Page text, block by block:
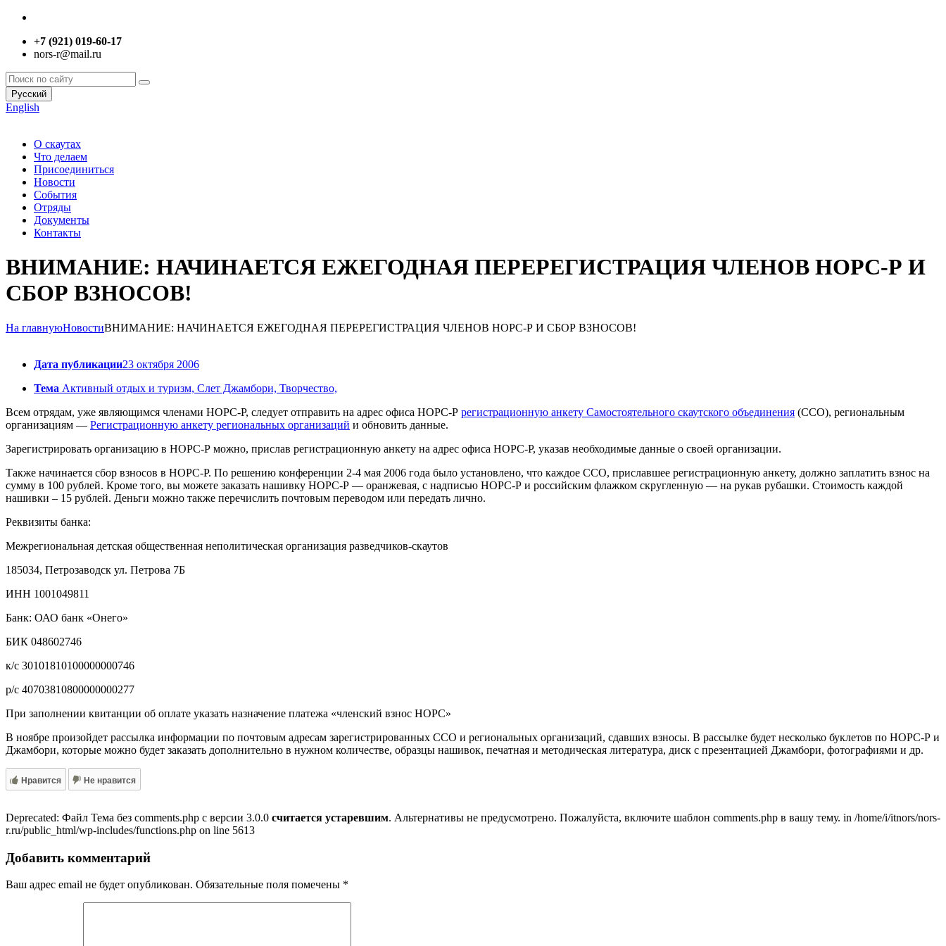
+7 (921) 019-60-17
nors-r@mail.ru
Русский
English
О скаутах
Что делаем
Присоединиться
Новости
События
Отряды
Документы
Контакты
ВНИМАНИЕ: НАЧИНАЕТСЯ ЕЖЕГОДНАЯ ПЕРЕРЕГИСТРАЦИЯ ЧЛЕНОВ НОРС-Р И
СБОР ВЗНОСОВ!
На главнуюНовостиВНИМАНИЕ: НАЧИНАЕТСЯ ЕЖЕГОДНАЯ ПЕРЕРЕГИСТРАЦИЯ ЧЛЕНОВ НОРС-Р И СБОР ВЗНОСОВ!
Дата публикации23 октября 2006
Тема Активный отдых и туризм, Слет Джамбори, Творчество,
Всем отрядам, уже являющимся членами НОРС-Р, следует отправить на адрес офиса НОРС-Р регистрационную анкету Самостоятельного скаутского объединения (ССО), региональным
организациям — Регистрационную анкету региональных организаций и обновить данные.
Зарегистрировать организацию в НОРС-Р можно, прислав регистрационную анкету на адрес офиса НОРС-Р, указав необходимые данные о своей организации.
Также начинается сбор взносов в НОРС-Р. По решению конференции 2-4 мая 2006 года было установлено, что каждое ССО, приславшее регистрационную анкету, должно заплатить взнос на
сумму в 100 рублей. Кроме того, вы можете заказать нашивку НОРС-Р — оранжевая, с надписью НОРС-Р и российским флажком скругленную — на рукав рубашки. Стоимость каждой
нашивки – 15 рублей. Деньги можно также перечислить почтовым переводом или передать лично.
Реквизиты банка:
Межрегиональная детская общественная неполитическая организация разведчиков-скаутов
185034, Петрозаводск ул. Петрова 7Б
ИНН 1001049811
Банк: ОАО банк «Онего»
БИК 048602746
к/с 30101810100000000746
р/с 40703810800000000277
При заполнении квитанции об оплате указать назначение платежа «членский взнос НОРС»
В ноябре произойдет рассылка информации по почтовым адресам зарегистрированных ССО и региональных организаций, сдавших взносы. В рассылке будет несколько буклетов по НОРС-Р и
Джамбори, которые можно будет заказать дополнительно в нужном количестве, образцы нашивок, печатная и методическая литература, диск с презентацией Джамбори, фотографиями и др.
Нравится Не нравится
Deprecated: Файл Тема без comments.php с версии 3.0.0 считается устаревшим. Альтернативы не предусмотрено. Пожалуйста, включите шаблон comments.php в вашу тему. in /home/i/itnors/nors-
r.ru/public_html/wp-includes/functions.php on line 5613
Добавить комментарий
Ваш адрес email не будет опубликован. Обязательные поля помечены *